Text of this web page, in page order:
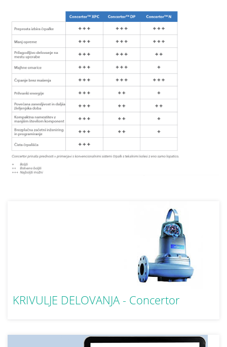
KRIVULJE DELOVANJA - Concertor